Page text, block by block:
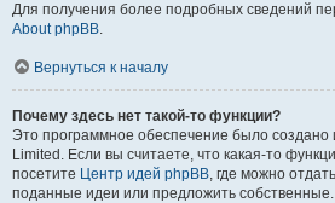
Для получения более подробных сведений
About phpBB.
Вернуться к началу
Почему здесь нет такой-то функции?
Это программное обеспечение было создано
Limited. Если вы считаете, что какая-то
посетите Центр идей phpBB, где можно
поданные идеи или предложить собственные.